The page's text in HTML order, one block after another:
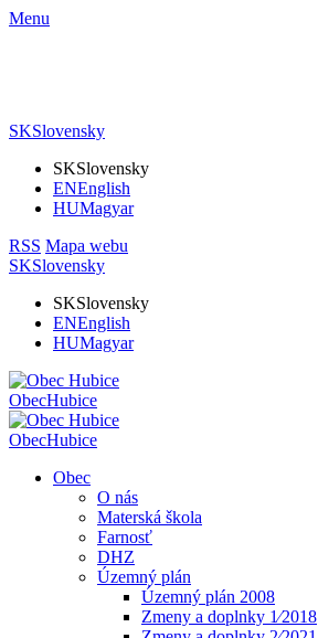
Menu
SKSlovensky
SKSlovensky
ENEnglish
HUMagyar
RSS Mapa webu
SKSlovensky
SKSlovensky
ENEnglish
HUMagyar
ObecHubice
ObecHubice
Obec
O nás
Materská škola
Farnosť
DHZ
Územný plán
Územný plán 2008
Zmeny a doplnky 1⁄2018